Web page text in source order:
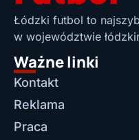
Łódzki futbol to
w województwie
Ważne linki
Kontakt
Reklama
Praca